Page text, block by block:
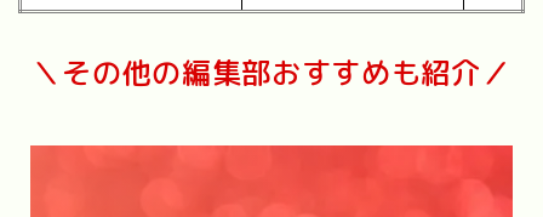
＼その他の編集部おすすめも紹介／